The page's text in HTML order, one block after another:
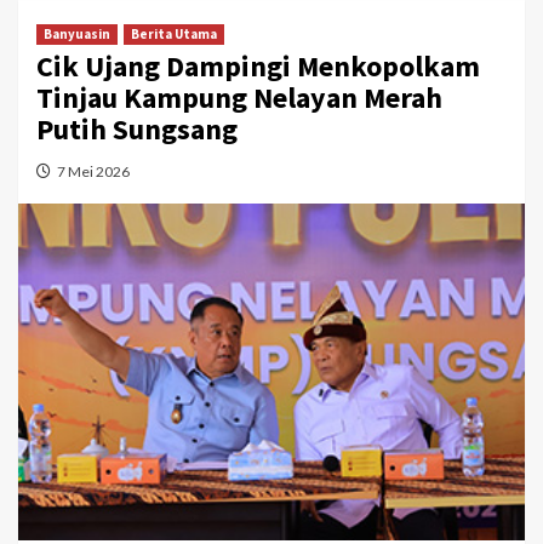
Banyuasin Berita Utama
Cik Ujang Dampingi Menkopolkam
Tinjau Kampung Nelayan Merah
Putih Sungsang
7 Mei 2026